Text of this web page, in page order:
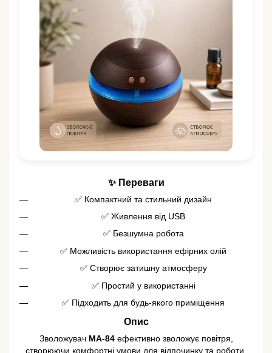
✨ Переваги
✅ Компактний та стильний дизайн
✅ Живлення від USB
✅ Безшумна робота
✅ Можливість використання ефірних олій
✅ Створює затишну атмосферу
✅ Простий у використанні
✅ Підходить для будь-якого приміщення
Опис
Зволожувач MA-84ефективно зволожує повітря,
створюючи комфортні умови для відпочинку та роботи.